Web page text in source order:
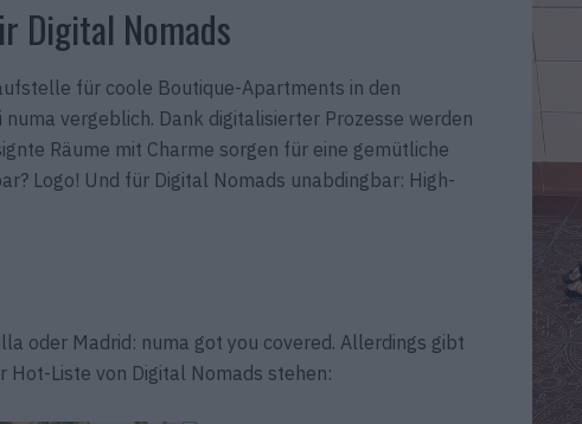
Digital Nomads
für coole Boutique-Apartments in den
vergeblich. Dank digitalisierter Prozesse werden
Räume mit Charme sorgen für eine gemütliche
Logo! Und für Digital Nomads unabdingbar: High-
oder Madrid: numa got you covered. Allerdings gibt
Hot-Liste von Digital Nomads stehen: